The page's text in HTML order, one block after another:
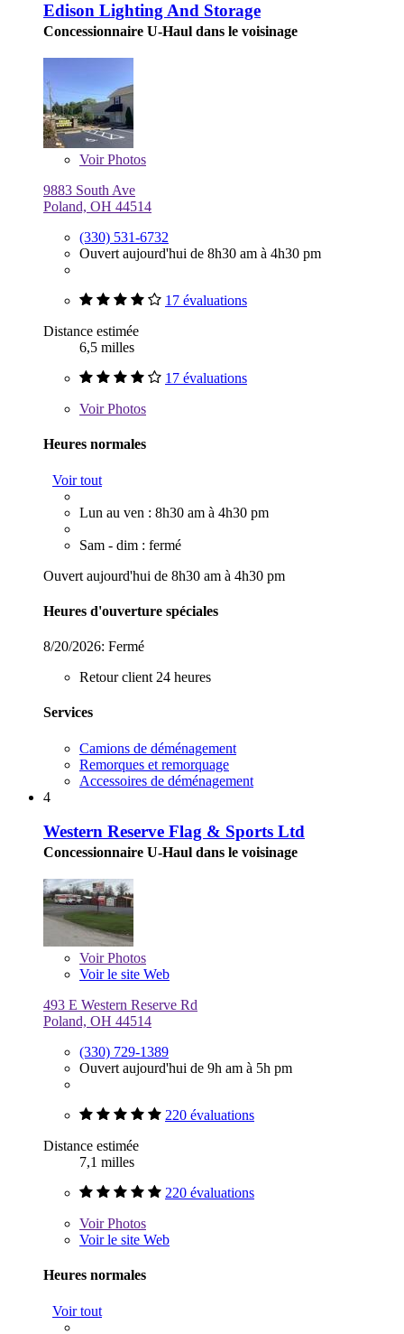
Edison Lighting And Storage
Concessionnaire U-Haul dans le voisinage
VoirPhotos
9883 South Ave
Poland, OH 44514
(330) 531-6732
Ouvert aujourd'hui de 8h30 am à 4h30 pm
17 évaluations
Distance estimée
6,5 milles
17 évaluations
VoirPhotos
Heures normales
Voir tout
Lun au ven : 8h30 am à 4h30 pm
Sam - dim : fermé
Ouvert aujourd'hui de 8h30 am à 4h30 pm
Heures d'ouverture spéciales
8/20/2026: Fermé
Retour client 24 heures
Services
Camions de déménagement
Remorques et remorquage
Accessoires de déménagement
4
Western Reserve Flag & Sports Ltd
Concessionnaire U-Haul dans le voisinage
VoirPhotos
Voir le site Web
493 E Western Reserve Rd
Poland, OH 44514
(330) 729-1389
Ouvert aujourd'hui de 9h am à 5h pm
220 évaluations
Distance estimée
7,1 milles
220 évaluations
VoirPhotos
Voir le site Web
Heures normales
Voir tout